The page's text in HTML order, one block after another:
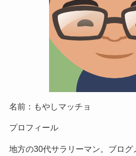
名前：もやしマッチョ
プロフィール
地方の30代サラリーマン。ブログ